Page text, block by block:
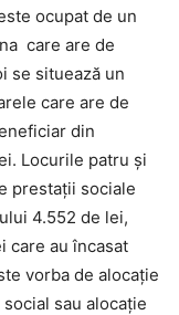
ocupat de un
care are de
se situează un
care are de
din
Locurile patru și
prestaţii sociale
4.552 de lei,
care au încasat
vorba de alocaţie
sau alocaţie